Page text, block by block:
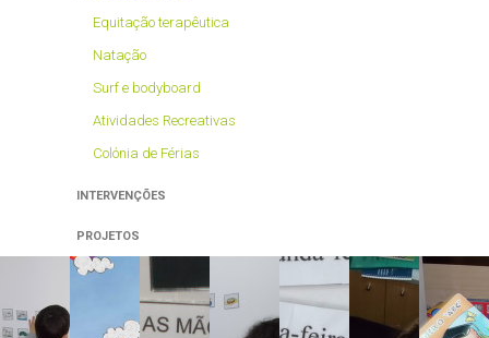
Equitação terapêutica
Natação
Surf e bodyboard
Atividades Recreativas
Colónia de Férias
INTERVENÇÕES
PROJETOS